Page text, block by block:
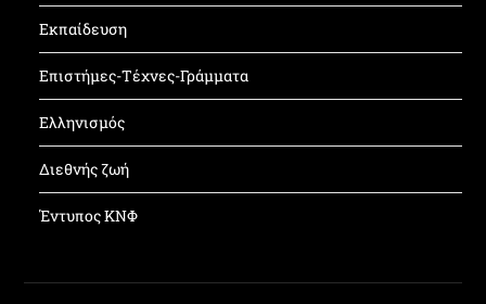
Εκπαίδευση
Επιστήμες-Τέχνες-Γράμματα
Ελληνισμός
Διεθνής ζωή
Έντυπος ΚΝΦ